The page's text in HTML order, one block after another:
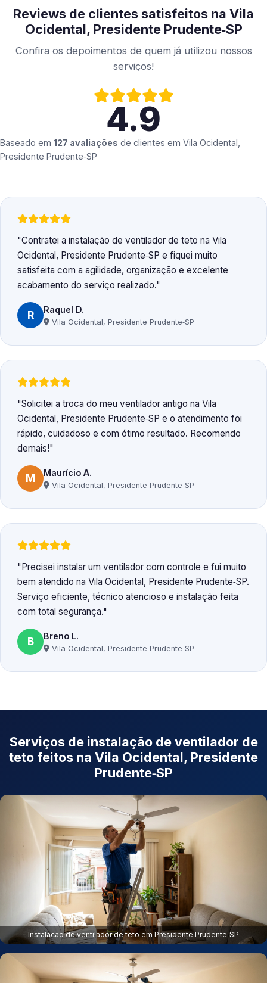
Reviews de clientes satisfeitos na Vila
Ocidental, Presidente Prudente‑SP
Confira os depoimentos de quem já utilizou nossos
serviços!
4.9
Baseado em 127 avaliações de clientes em Vila Ocidental,
Presidente Prudente‑SP
Contratei a instalação de ventilador de teto na Vila
Ocidental, Presidente Prudente‑SP e fiquei muito
satisfeita com a agilidade, organização e excelente
acabamento do serviço realizado.
R Raquel D.
Vila Ocidental, Presidente Prudente‑SP
Solicitei a troca do meu ventilador antigo na Vila
Ocidental, Presidente Prudente‑SP e o atendimento foi
rápido, cuidadoso e com ótimo resultado. Recomendo
demais!
M Maurício A.
Vila Ocidental, Presidente Prudente‑SP
Precisei instalar um ventilador com controle e fui muito
bem atendido na Vila Ocidental, Presidente Prudente‑SP.
Serviço eficiente, técnico atencioso e instalação feita
com total segurança.
B Breno L.
Vila Ocidental, Presidente Prudente‑SP
Serviços de instalação de ventilador de
teto feitos na Vila Ocidental, Presidente
Prudente‑SP
Instalacao de ventilador de teto em Presidente Prudente‑SP